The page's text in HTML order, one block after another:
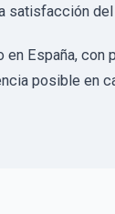
satisfacción
España, con
posible en